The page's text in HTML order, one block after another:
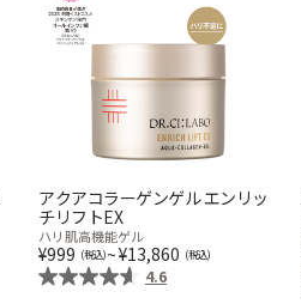
アクアコラーゲンゲル エンリッ
チリフトEX
ハリ肌高機能ゲル
999 ~ 13,860
4.6